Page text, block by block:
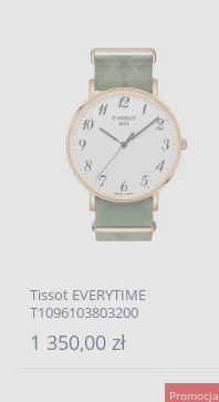
Tissot EVERYTIME
T1096103803200
1 350,00 zł
Promocja